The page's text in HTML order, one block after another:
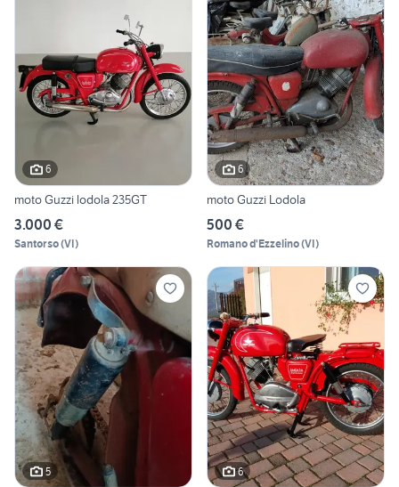
6
moto Guzzi lodola 235GT
3.000 €
Santorso(VI)
6
moto Guzzi Lodola
500 €
Romano d'Ezzelino(VI)
5 6